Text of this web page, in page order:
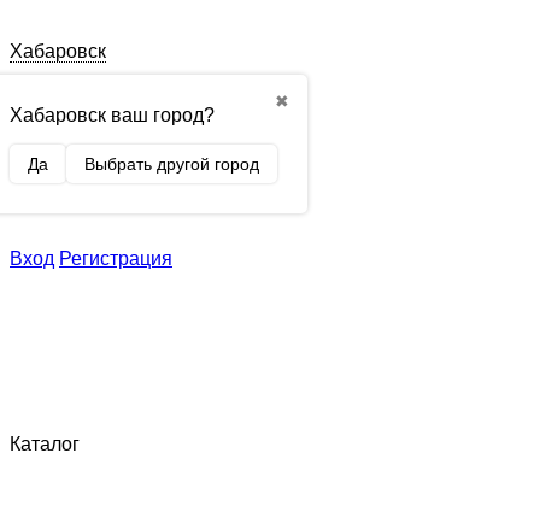
Хабаровск
✖
Хабаровск ваш город?
Да Выбрать другой город
Вход Регистрация
Каталог